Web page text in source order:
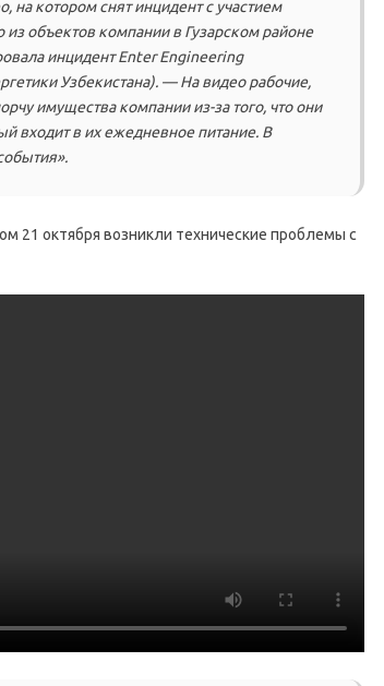
на котором снят инцидент с участием
из объектов компании в Гузарском районе
инцидент Enter Engineering
Узбекистана). — На видео рабочие,
имущества компании из-за того, что они
входит в их ежедневное питание. В
21 октября возникли технические проблемы с